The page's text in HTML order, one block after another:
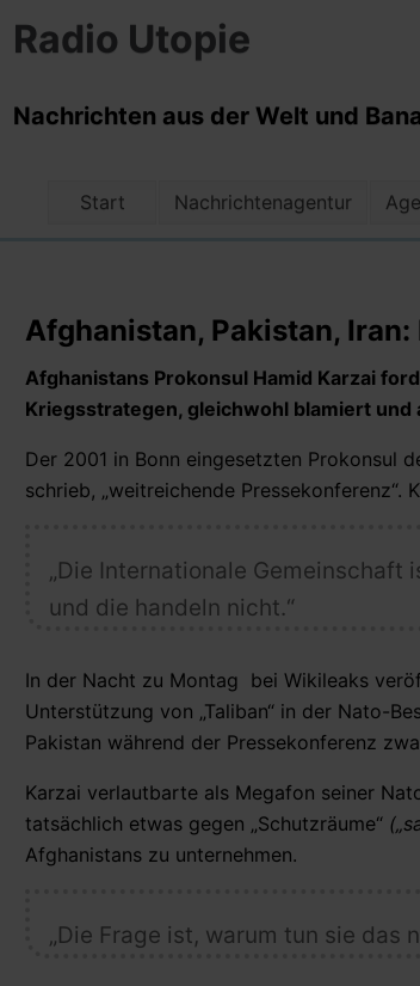
Radio Utopie
Nachrichten aus der Welt und
Start Nachrichtenagentur
Afghanistan, Pakistan, Iran:
Afghanistans Prokonsul Hamid Karzai
Kriegsstrategen, gleichwohl blamiert
Der 2001 in Bonn eingesetzten Prokonsul
schrieb, „weitreichende Pressekonferenz“.
„Die Internationale Gemeinschaft
und die handeln nicht.“
In der Nacht zu Montag bei Wikileaks
Unterstützung von „Taliban“ in der Nato-
Pakistan während der Pressekonferenz
Karzai verlautbarte als Megafon seiner
tatsächlich etwas gegen „Schutzräume“
Afghanistans zu unternehmen.
„Die Frage ist, warum tun sie das